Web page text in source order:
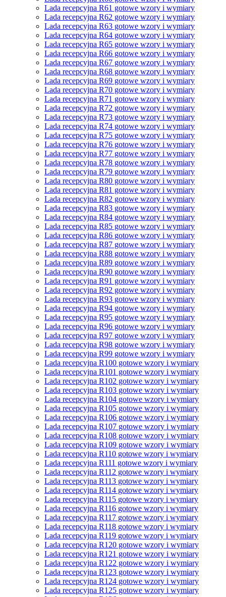
Lada recepcyjna R61 gotowe wzory i wymiary
Lada recepcyjna R62 gotowe wzory i wymiary
Lada recepcyjna R63 gotowe wzory i wymiary
Lada recepcyjna R64 gotowe wzory i wymiary
Lada recepcyjna R65 gotowe wzory i wymiary
Lada recepcyjna R66 gotowe wzory i wymiary
Lada recepcyjna R67 gotowe wzory i wymiary
Lada recepcyjna R68 gotowe wzory i wymiary
Lada recepcyjna R69 gotowe wzory i wymiary
Lada recepcyjna R70 gotowe wzory i wymiary
Lada recepcyjna R71 gotowe wzory i wymiary
Lada recepcyjna R72 gotowe wzory i wymiary
Lada recepcyjna R73 gotowe wzory i wymiary
Lada recepcyjna R74 gotowe wzory i wymiary
Lada recepcyjna R75 gotowe wzory i wymiary
Lada recepcyjna R76 gotowe wzory i wymiary
Lada recepcyjna R77 gotowe wzory i wymiary
Lada recepcyjna R78 gotowe wzory i wymiary
Lada recepcyjna R79 gotowe wzory i wymiary
Lada recepcyjna R80 gotowe wzory i wymiary
Lada recepcyjna R81 gotowe wzory i wymiary
Lada recepcyjna R82 gotowe wzory i wymiary
Lada recepcyjna R83 gotowe wzory i wymiary
Lada recepcyjna R84 gotowe wzory i wymiary
Lada recepcyjna R85 gotowe wzory i wymiary
Lada recepcyjna R86 gotowe wzory i wymiary
Lada recepcyjna R87 gotowe wzory i wymiary
Lada recepcyjna R88 gotowe wzory i wymiary
Lada recepcyjna R89 gotowe wzory i wymiary
Lada recepcyjna R90 gotowe wzory i wymiary
Lada recepcyjna R91 gotowe wzory i wymiary
Lada recepcyjna R92 gotowe wzory i wymiary
Lada recepcyjna R93 gotowe wzory i wymiary
Lada recepcyjna R94 gotowe wzory i wymiary
Lada recepcyjna R95 gotowe wzory i wymiary
Lada recepcyjna R96 gotowe wzory i wymiary
Lada recepcyjna R97 gotowe wzory i wymiary
Lada recepcyjna R98 gotowe wzory i wymiary
Lada recepcyjna R99 gotowe wzory i wymiary
Lada recepcyjna R100 gotowe wzory i wymiary
Lada recepcyjna R101 gotowe wzory i wymiary
Lada recepcyjna R102 gotowe wzory i wymiary
Lada recepcyjna R103 gotowe wzory i wymiary
Lada recepcyjna R104 gotowe wzory i wymiary
Lada recepcyjna R105 gotowe wzory i wymiary
Lada recepcyjna R106 gotowe wzory i wymiary
Lada recepcyjna R107 gotowe wzory i wymiary
Lada recepcyjna R108 gotowe wzory i wymiary
Lada recepcyjna R109 gotowe wzory i wymiary
Lada recepcyjna R110 gotowe wzory i wymiary
Lada recepcyjna R111 gotowe wzory i wymiary
Lada recepcyjna R112 gotowe wzory i wymiary
Lada recepcyjna R113 gotowe wzory i wymiary
Lada recepcyjna R114 gotowe wzory i wymiary
Lada recepcyjna R115 gotowe wzory i wymiary
Lada recepcyjna R116 gotowe wzory i wymiary
Lada recepcyjna R117 gotowe wzory i wymiary
Lada recepcyjna R118 gotowe wzory i wymiary
Lada recepcyjna R119 gotowe wzory i wymiary
Lada recepcyjna R120 gotowe wzory i wymiary
Lada recepcyjna R121 gotowe wzory i wymiary
Lada recepcyjna R122 gotowe wzory i wymiary
Lada recepcyjna R123 gotowe wzory i wymiary
Lada recepcyjna R124 gotowe wzory i wymiary
Lada recepcyjna R125 gotowe wzory i wymiary